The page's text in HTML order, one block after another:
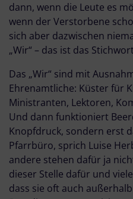
dann, wenn die Leute es
wenn der Verstorbene
sich aber dazwischen
„Wir“ – das ist das
Das „Wir“ sind mit
Ehrenamtliche: Küster für
Ministranten, Lektoren,
Und dann funktioniert
Knopfdruck, sondern erst
Pfarrbüro, sprich Luise
andere stehen dafür ja
dieser Stelle dafür und
dass sie oft auch